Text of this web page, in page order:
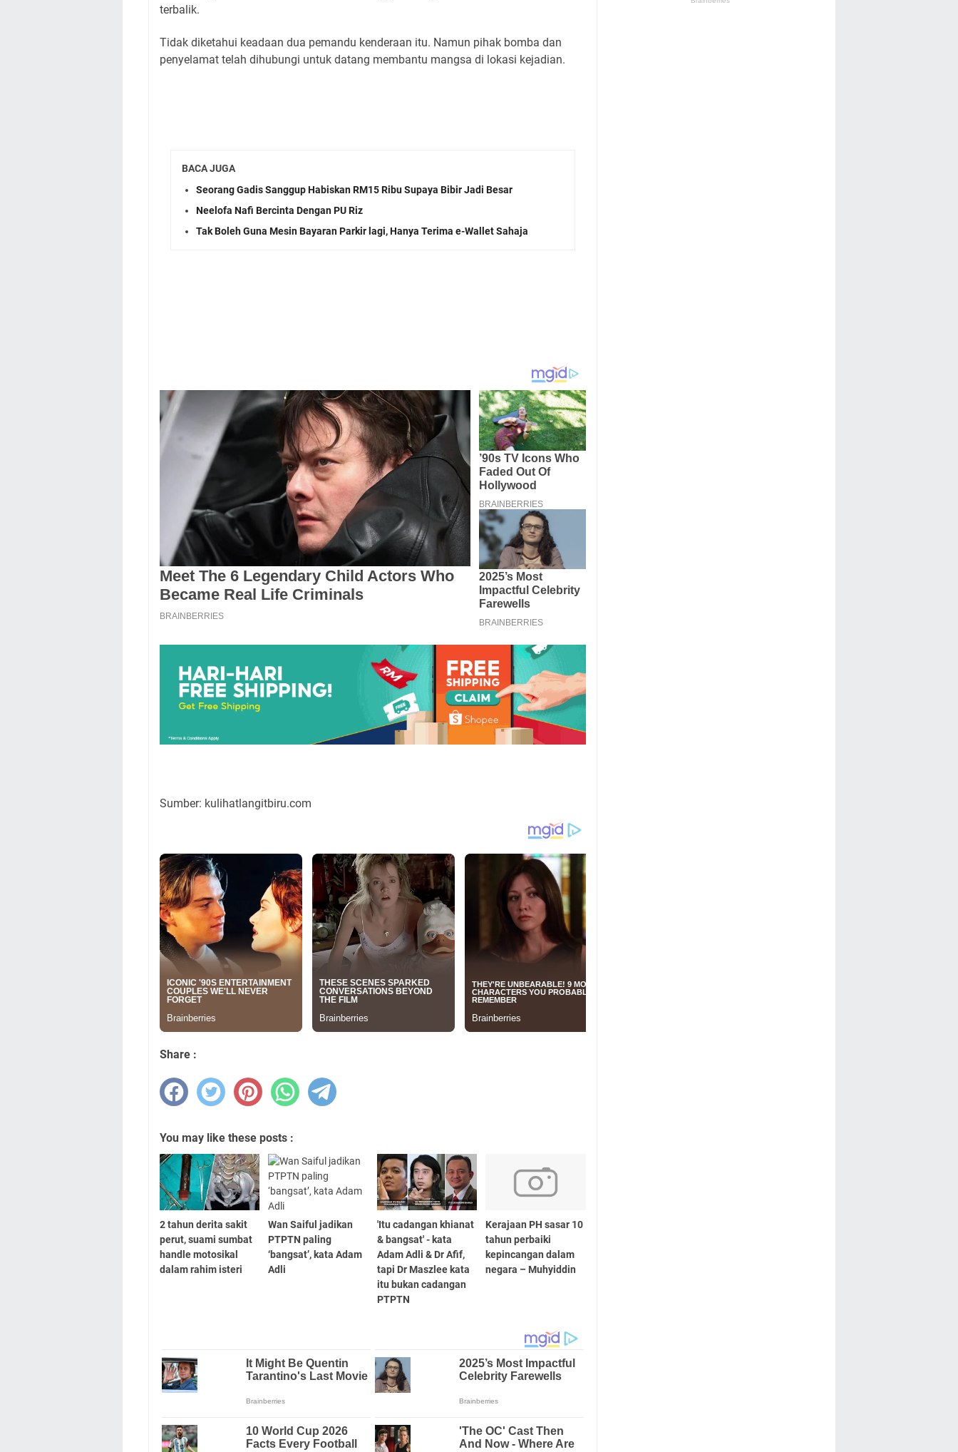
terbalik.
Tidak diketahui keadaan dua pemandu kenderaan itu. Namun pihak bomba dan
penyelamat telah dihubungi untuk datang membantu mangsa di lokasi kejadian.
BACA JUGA
Seorang Gadis Sanggup Habiskan RM15 Ribu Supaya Bibir Jadi Besar
Neelofa Nafi Bercinta Dengan PU Riz
Tak Boleh Guna Mesin Bayaran Parkir lagi, Hanya Terima e-Wallet Sahaja
Sumber: kulihatlangitbiru.com
Share :
You may like these posts :
2 tahun derita sakit
perut, suami sumbat
handle motosikal
dalam rahim isteri
Wan Saiful jadikan
PTPTN paling
‘bangsat’, kata Adam
Adli
'Itu cadangan khianat
& bangsat' - kata
Adam Adli & Dr Afif,
tapi Dr Maszlee kata
itu bukan cadangan
PTPTN
Kerajaan PH sasar 10
tahun perbaiki
kepincangan dalam
negara – Muhyiddin